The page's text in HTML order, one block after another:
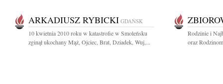
ARKADIUSZ RYBICKI GDAŃSK
10 kwietnia 2010 roku w katastrofie w Smoleńsku
zginął ukochany Mąż, Ojciec, Brat, Dziadek, Wuj,...
Rodzinie i
oraz